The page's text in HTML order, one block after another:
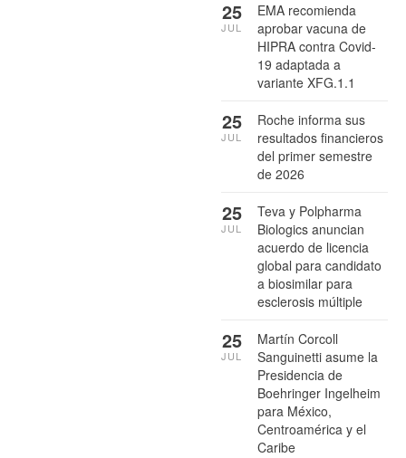
EMA recomienda
aprobar vacuna de
HIPRA contra Covid-
19 adaptada a
variante XFG.1.1
25
JUL
Roche informa sus
resultados financieros
del primer semestre
de 2026
25
JUL
Teva y Polpharma
Biologics anuncian
acuerdo de licencia
global para candidato
a biosimilar para
esclerosis múltiple
25
JUL
Martín Corcoll
Sanguinetti asume la
Presidencia de
Boehringer Ingelheim
para México,
Centroamérica y el
Caribe
25
JUL